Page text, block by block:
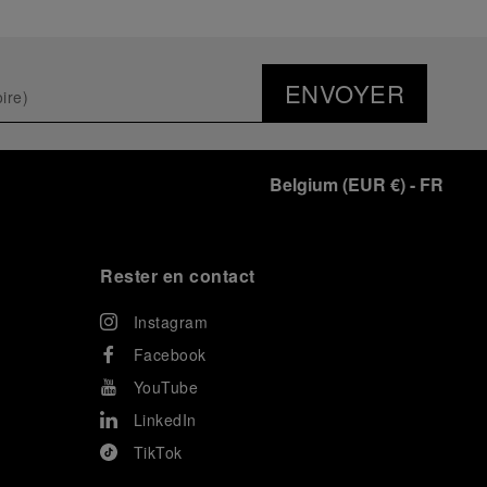
ENVOYER
Belgium (EUR €)- FR
Rester en contact
Instagram
Facebook
YouTube
LinkedIn
TikTok